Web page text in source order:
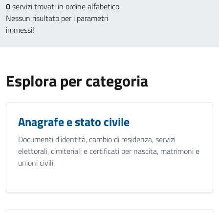
0servizi trovati in ordine alfabetico
Nessun risultato per i parametri
immessi!
Esplora per categoria
Anagrafe e stato civile
Documenti d’identità, cambio di residenza, servizi
elettorali, cimiteriali e certificati per nascita, matrimoni e
unioni civili.